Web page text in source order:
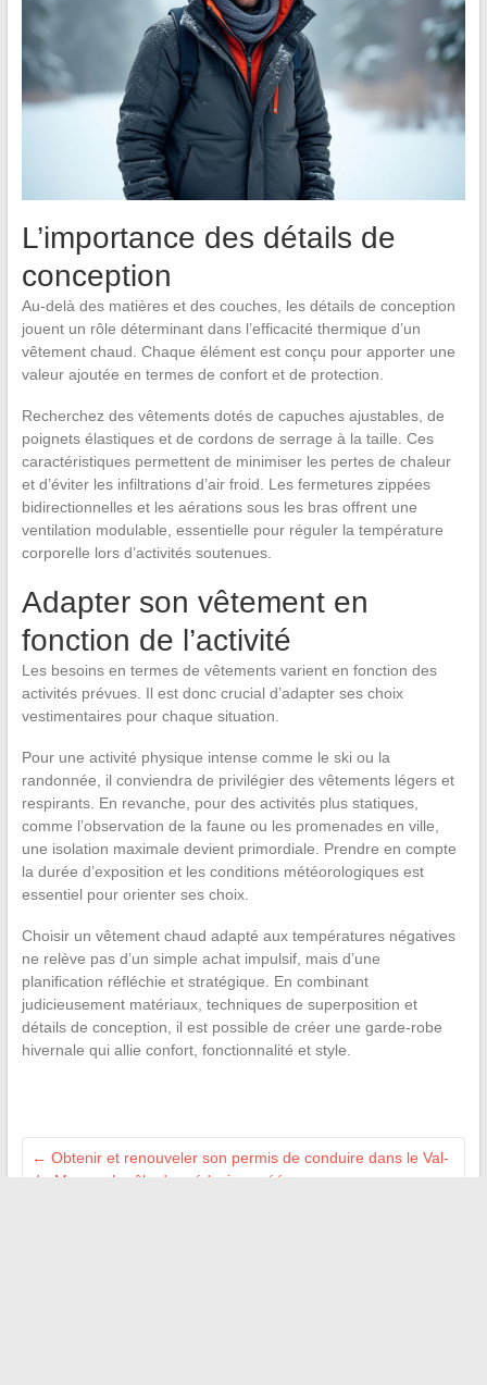
L’importance des détails de
conception
Au-delà des matières et des couches, les détails de conception
jouent un rôle déterminant dans l’efficacité thermique d’un
vêtement chaud. Chaque élément est conçu pour apporter une
valeur ajoutée en termes de confort et de protection.
Recherchez des vêtements dotés de capuches ajustables, de
poignets élastiques et de cordons de serrage à la taille. Ces
caractéristiques permettent de minimiser les pertes de chaleur
et d’éviter les infiltrations d’air froid. Les fermetures zippées
bidirectionnelles et les aérations sous les bras offrent une
ventilation modulable, essentielle pour réguler la température
corporelle lors d’activités soutenues.
Adapter son vêtement en
fonction de l’activité
Les besoins en termes de vêtements varient en fonction des
activités prévues. Il est donc crucial d’adapter ses choix
vestimentaires pour chaque situation.
Pour une activité physique intense comme le ski ou la
randonnée, il conviendra de privilégier des vêtements légers et
respirants. En revanche, pour des activités plus statiques,
comme l’observation de la faune ou les promenades en ville,
une isolation maximale devient primordiale. Prendre en compte
la durée d’exposition et les conditions météorologiques est
essentiel pour orienter ses choix.
Choisir un vêtement chaud adapté aux températures négatives
ne relève pas d’un simple achat impulsif, mais d’une
planification réfléchie et stratégique. En combinant
judicieusement matériaux, techniques de superposition et
détails de conception, il est possible de créer une garde-robe
hivernale qui allie confort, fonctionnalité et style.
← Obtenir et renouveler son permis de conduire dans le Val-
de-Marne : le rôle du médecin agréé